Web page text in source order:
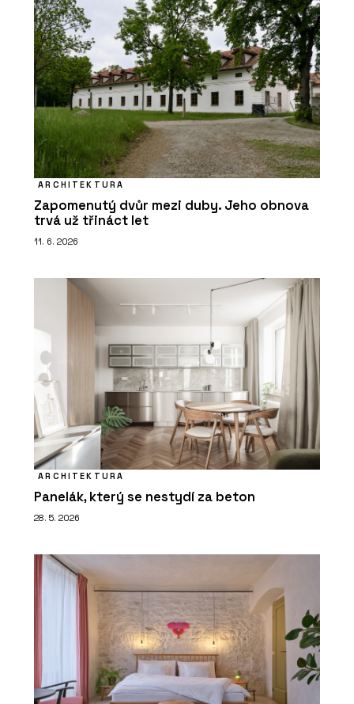
ARCHITEKTURA
Zapomenutý dvůr mezi duby. Jeho obnova
trvá už třináct let
11. 6. 2026
ARCHITEKTURA
Panelák, který se nestydí za beton
28. 5. 2026